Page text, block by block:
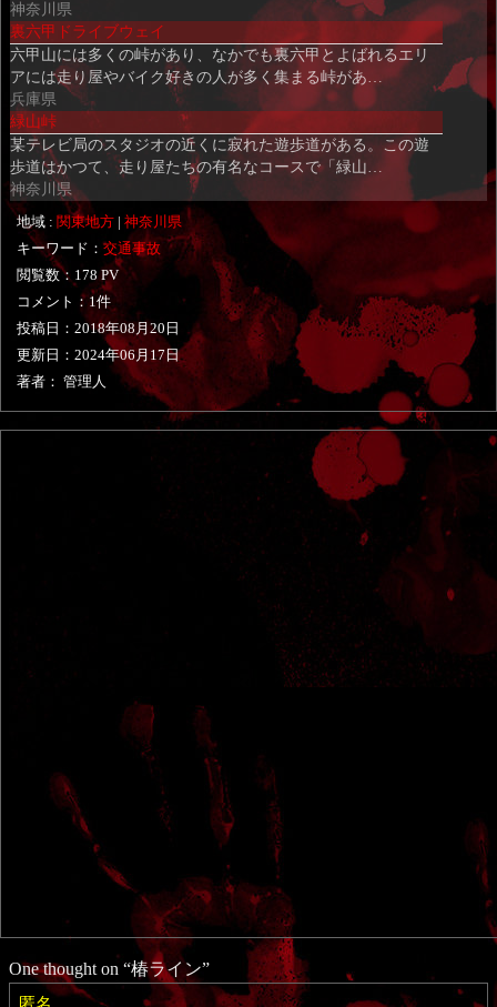
神奈川県
裏六甲ドライブウェイ
六甲山には多くの峠があり、なかでも裏六甲とよばれるエリ
アには走り屋やバイク好きの人が多く集まる峠があ…
兵庫県
緑山峠
某テレビ局のスタジオの近くに寂れた遊歩道がある。この遊
歩道はかつて、走り屋たちの有名なコースで「緑山…
神奈川県
地域 :関東地方 |神奈川県
キーワード：交通事故
閲覧数：178 PV
コメント：1件
投稿日：2018年08月20日
更新日：2024年06月17日
著者： 管理人
One thought on “椿ライン”